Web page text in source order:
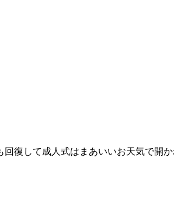
復して成人式はまあいいお天気で開か